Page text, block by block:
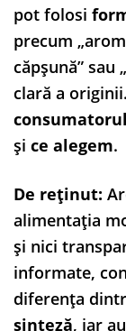
pot folosi
precum
căpșună”
clară a
și ce alegem.
De reținut:
alimentația
și nici
informate,
diferența
sinteză, iar